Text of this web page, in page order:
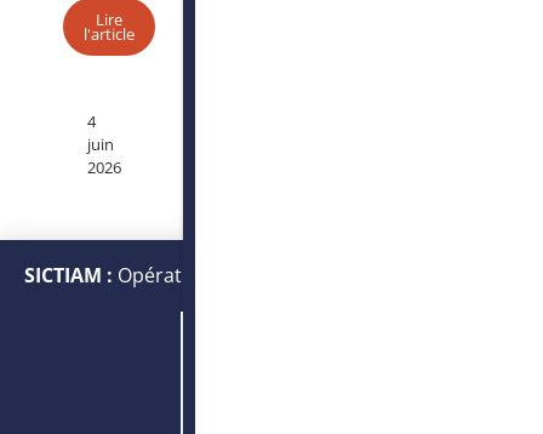
Lire
l'article
4
juin
2026
SICTIAM : Opérateur public de services numériques et